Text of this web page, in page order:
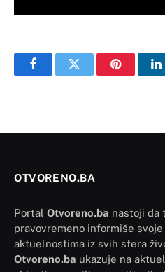
FacebookTwitter Pinterest
OTVORENO.BA
Portal Otvoreno.ba nastoji da
pravovremeno informiše
aktuelnostima iz svih sfera
Otvoreno.ba ukazuje na